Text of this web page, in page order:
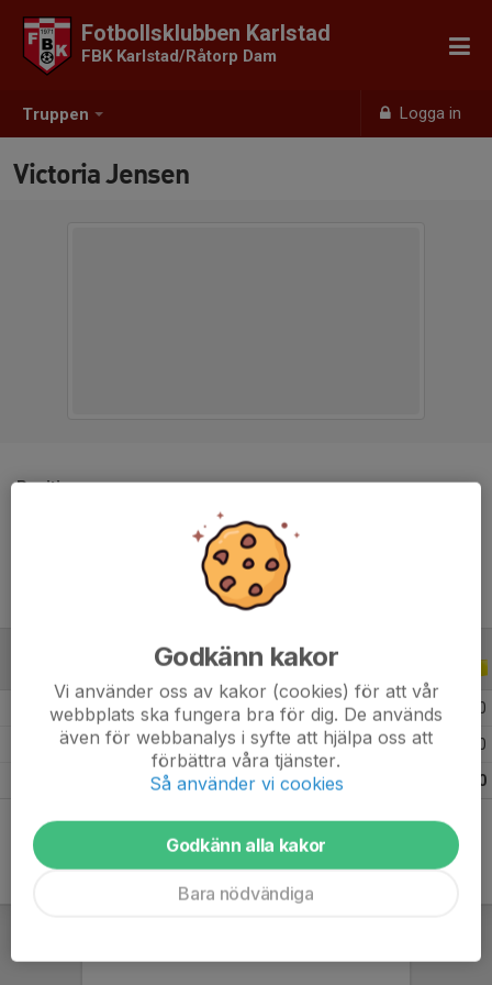
Truppen Logga in
Fotbollsklubben Karlstad
FBK Karlstad/Råtorp Dam
Victoria Jensen
Position
-
34 år
ALLA ÅR
2026 6 0 0 0
3 0 0
0
Godkänn kakor
Vi använder oss av kakor (cookies) för att vår
webbplats ska fungera bra för dig. De används
även för webbanalys i syfte att hjälpa oss att
förbättra våra tjänster.
Så använder vi cookies
Godkänn alla kakor
Bara nödvändiga